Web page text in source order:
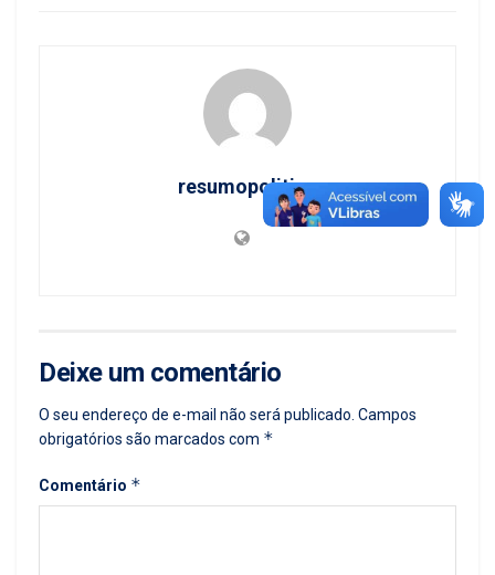
resumopolitico
Deixe um comentário
O seu endereço de e-mail não será publicado. Campos
obrigatórios são marcados com *
Comentário *